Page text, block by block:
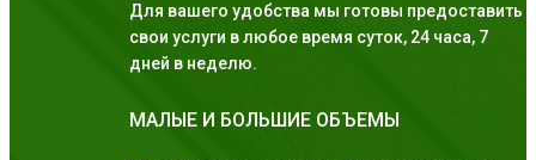
Для вашего удобства мы готовы предоставить
свои услуги в любое время суток, 24 часа, 7
дней в неделю.
МАЛЫЕ И БОЛЬШИЕ ОБЪЕМЫ